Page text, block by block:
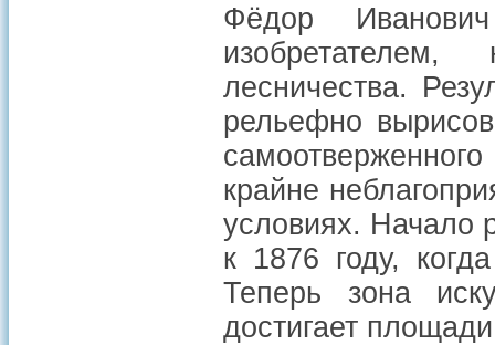
Фёдор
лесничества.
рельефно
крайне
условиях. Начало
к 1876 году,
Теперь зона
достигает